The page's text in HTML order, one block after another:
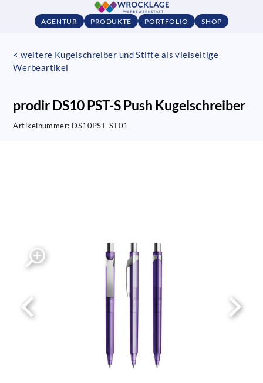
AGENTUR PRODUKTE PORTFOLIO SHOP
< weitere Kugelschreiber und Stifte als vielseitige
Werbeartikel
prodir DS10 PST-S Push Kugelschreiber
Artikelnummer: DS10PST-ST01